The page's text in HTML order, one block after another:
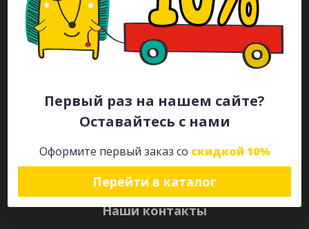
Первый раз на нашем сайте?
Оставайтесь с нами
Оформите первый заказ со скидкой 10%
Перейти в каталог
Каталог
Будьте всегда в курсе!
Наши контакты